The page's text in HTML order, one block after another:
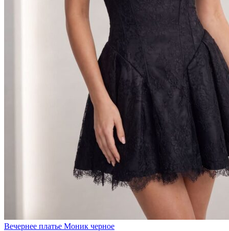
Вечернее платье Моник черное